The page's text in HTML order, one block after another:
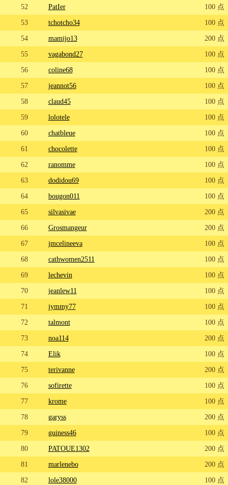
52
PatIer
100 点
53
tchotcho34
100 点
54
mamijo13
200 点
55
vagabond27
100 点
56
coline68
100 点
57
jeannot56
100 点
58
claud45
100 点
59
lolotele
100 点
60
chatbleue
100 点
61
chocolette
100 点
62
ranomme
100 点
63
dodidou69
100 点
64
bougon011
100 点
65
silvasivae
200 点
66
Grosmangeur
200 点
67
jmcelineeva
100 点
68
cathwomen2511
100 点
69
lechevin
100 点
70
jeanlew11
100 点
71
jymmy77
100 点
72
talmont
100 点
73
noa114
200 点
74
Elik
100 点
75
terivanne
200 点
76
sofirette
100 点
77
krome
100 点
78
garyss
200 点
79
guiness46
100 点
80
PATOUE1302
200 点
81
marlenebo
200 点
82
lole38000
100 点